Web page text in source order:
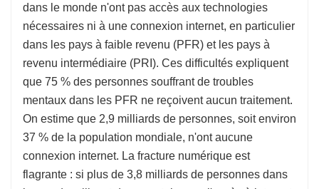
dans le monde n'ont pas accès aux technologies
nécessaires ni à une connexion internet, en particulier
dans les pays à faible revenu (PFR) et les pays à
revenu intermédiaire (PRI). Ces difficultés expliquent
que 75 % des personnes souffrant de troubles
mentaux dans les PFR ne reçoivent aucun traitement.
On estime que 2,9 milliards de personnes, soit environ
37 % de la population mondiale, n'ont aucune
connexion internet. La fracture numérique est
flagrante : si plus de 3,8 milliards de personnes dans